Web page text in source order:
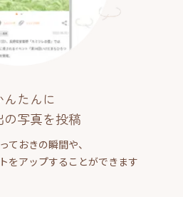
んたんに
の写真を投稿
ておきの瞬間や、
をアップすることができます